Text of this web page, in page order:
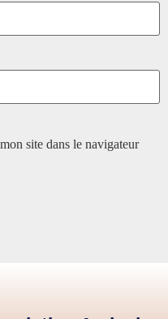
site dans le navigateur